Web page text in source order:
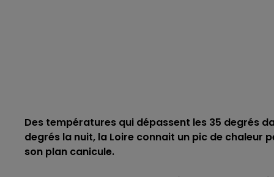
Des températures qui dépassent les 35 degrés
degrés la nuit, la Loire connait un pic de chaleur
son plan canicule.